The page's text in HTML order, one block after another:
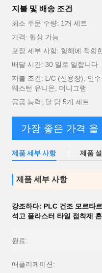
지불 및 배송 조건
최소 주문 수량: 1개 세트
가격: 협상 가능
포장 세부 사항: 항해에 적합
배달 시간: 30 일로 일합니다
지불 조건: L/C (신용장), 인
웨스턴 유니온, 머니그램
공급 능력: 달 당 5개 세트
가장 좋은 가격 을
제품 세부 사항 제품
제품 세부 사항
강조하다: PLC 건조 모르타
석고 플라스터 타일 접착제 혼
원료:
애플리케이션: